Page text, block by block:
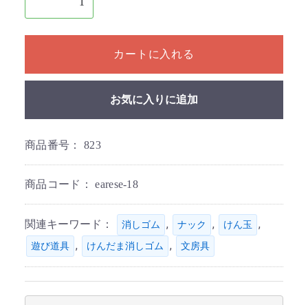
1個以上の数量を入力してください
カートに入れる
お気に入りに追加
商品番号： 823
商品コード：earese-18
関連キーワード： 消しゴム , ナック , けん玉 ,
遊び道具 , けんだま消しゴム , 文房具